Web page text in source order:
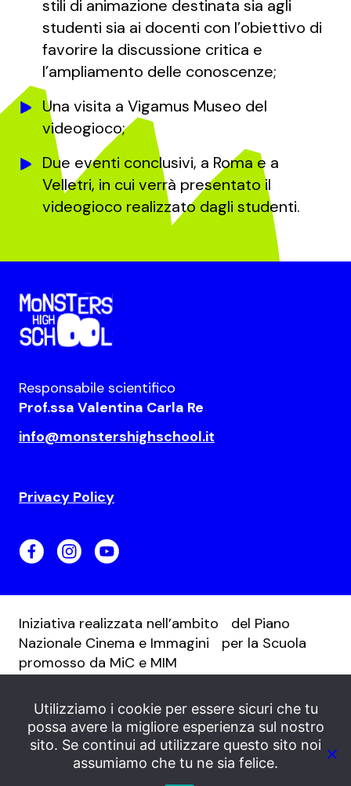
stili di animazione destinata sia agli
studenti sia ai docenti con l’obiettivo di
favorire la discussione critica e
l’ampliamento delle conoscenze;
Una visita a Vigamus Museo del
videogioco;
Due eventi conclusivi, a Roma e a
Velletri, in cui verrà presentato il
videogioco realizzato dagli studenti.
Responsabile scientifico
Prof.ssa Valentina Carla Re
info@monstershighschool.it
Privacy Policy
Iniziativa realizzata nell’ambito del Piano
Nazionale Cinema e Immagini per la Scuola
promosso da MiC e MIM
Utilizziamo i cookie per essere sicuri che tu
possa avere la migliore esperienza sul nostro
sito. Se continui ad utilizzare questo sito noi
assumiamo che tu ne sia felice.